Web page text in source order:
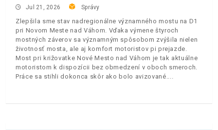
Jul 21, 2026 Správy
Zlepšila sme stav nadregionálne významného mostu na D1
pri Novom Meste nad Váhom. Vďaka výmene štyroch
mostných záverov sa významným spôsobom zvýšila nielen
životnosť mosta, ale aj komfort motoristov pi prejazde.
Most pri križovatke Nové Mesto nad Váhom je tak aktuálne
motoristom k dispozícii bez obmedzení v oboch smeroch.
Práce sa stihli dokonca skôr ako bolo avizované.